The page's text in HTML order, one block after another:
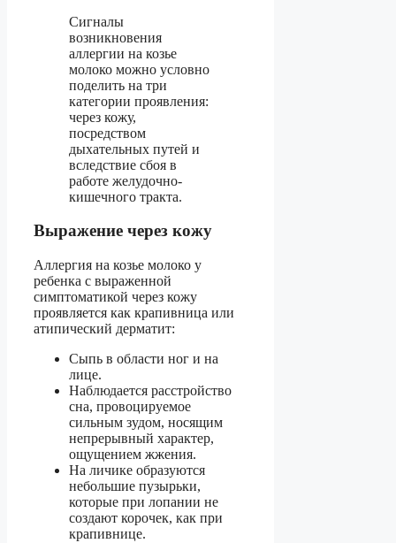
Сигналы
возникновения
аллергии на козье
молоко можно условно
поделить на три
категории проявления:
через кожу,
посредством
дыхательных путей и
вследствие сбоя в
работе желудочно-
кишечного тракта.
Выражение через кожу
Аллергия на козье молоко у
ребенка с выраженной
симптоматикой через кожу
проявляется как крапивница или
атипический дерматит:
Сыпь в области ног и на
лице.
Наблюдается расстройство
сна, провоцируемое
сильным зудом, носящим
непрерывный характер,
ощущением жжения.
На личике образуются
небольшие пузырьки,
которые при лопании не
создают корочек, как при
крапивнице.